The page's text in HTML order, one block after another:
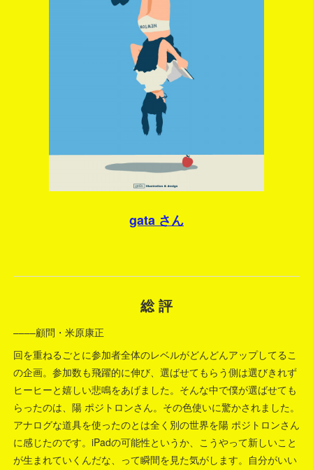
gata さん
総 評
––––顧問・米原康正
回を重ねるごとに参加者全体のレベルがどんどんアップしてるこ
の企画。参加数も飛躍的に伸び、選ばせてもらう側は選びきれず
ヒーヒーと嬉しい悲鳴をあげました。そんな中で僕が選ばせても
らったのは、陽 ポジトロンさん。その色使いに驚かされました。
アナログな道具を使ったのとは全く別の世界を陽 ポジトロンさん
に感じたのです。iPadの可能性というか、こうやって新しいこと
が生まれていくんだな、って瞬間を見た気がします。自分がいい